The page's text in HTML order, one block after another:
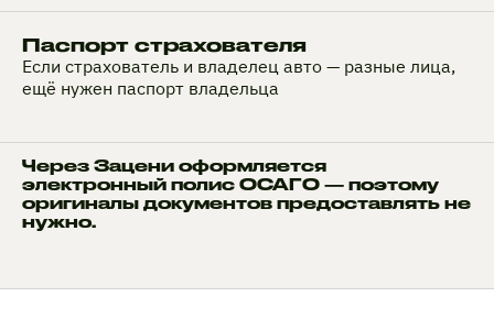
Паспорт страхователя
Если страхователь и владелец авто — разные лица,
ещё нужен паспорт владельца
Через Зацени оформляется
электронный полис ОСАГО — поэтому
оригиналы документов предоставлять не
нужно.